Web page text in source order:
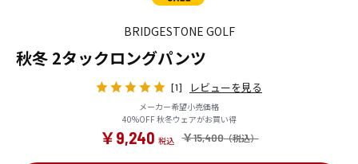
BRIDGESTONE GOLF
秋冬 2タックロングパンツ
[1] レビューを見る
メーカー希望小売価格
40%OFF 秋冬ウェアがお買い得
￥15,400
￥9,240